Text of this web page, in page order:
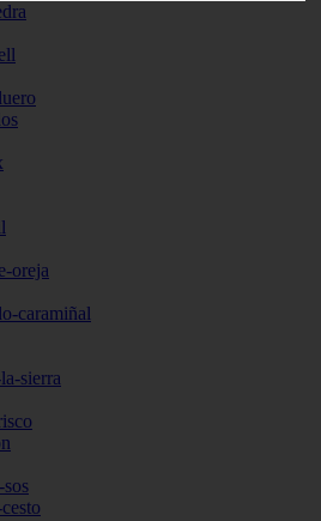
oreja
caramiñal
sierra